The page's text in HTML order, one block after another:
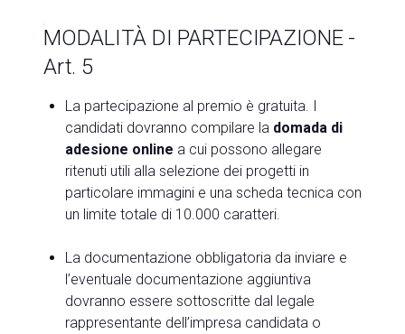
MODALITÀ DI PARTECIPAZIONE -
Art. 5
La partecipazione al premio è gratuita. I
candidati dovranno compilare la domada di
adesione online a cui possono allegare
ritenuti utili alla selezione dei progetti in
particolare immagini e una scheda tecnica con
un limite totale di 10.000 caratteri.
La documentazione obbligatoria da inviare e
l’eventuale documentazione aggiuntiva
dovranno essere sottoscritte dal legale
rappresentante dell’impresa candidata o